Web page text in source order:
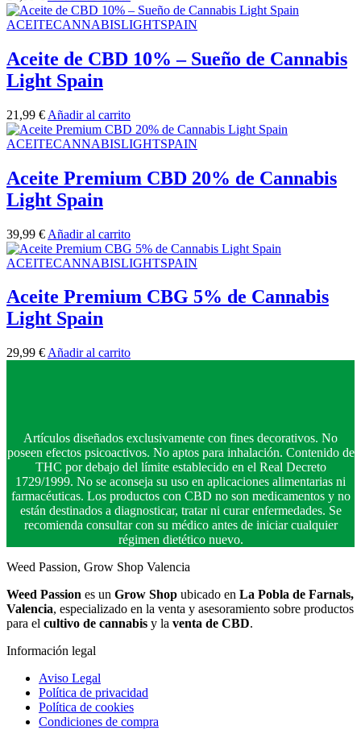
ACEITECANNABISLIGHTSPAIN
Aceite de CBD 10% – Sueño de Cannabis
Light Spain
21,99 € Añadir al carrito
ACEITECANNABISLIGHTSPAIN
Aceite Premium CBD 20% de Cannabis
Light Spain
39,99 € Añadir al carrito
ACEITECANNABISLIGHTSPAIN
Aceite Premium CBG 5% de Cannabis
Light Spain
29,99 € Añadir al carrito
Artículos diseñados exclusivamente con fines decorativos. No
poseen efectos psicoactivos. No aptos para inhalación. Contenido de
THC por debajo del límite establecido en el Real Decreto
1729/1999. No se aconseja su uso en aplicaciones alimentarias ni
farmacéuticas. Los productos con CBD no son medicamentos y no
están destinados a diagnosticar, tratar ni curar enfermedades. Se
recomienda consultar con su médico antes de iniciar cualquier
régimen dietético nuevo.
Weed Passion, Grow Shop Valencia
Weed Passion es un Grow Shop ubicado en La Pobla de Farnals,
Valencia, especializado en la venta y asesoramiento sobre productos
para el cultivo de cannabis y la venta de CBD.
Información legal
Aviso Legal
Política de privacidad
Política de cookies
Condiciones de compra